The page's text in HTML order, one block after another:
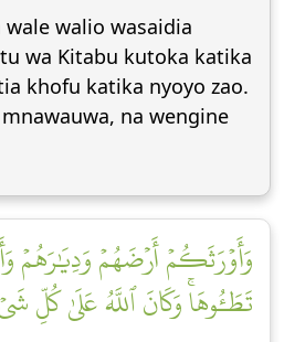
walio wasaidia
wa Kitabu kutoka katika
khofu katika nyoyo zao.
na wengine
وَأَوۡرَثَكُمۡ أَرۡضَهُمۡ وَدِيَٰرَهُمۡ
تَطَـُٔوهَاۚ وَكَانَ ٱللَّهُ عَلَىٰ كُلِّ